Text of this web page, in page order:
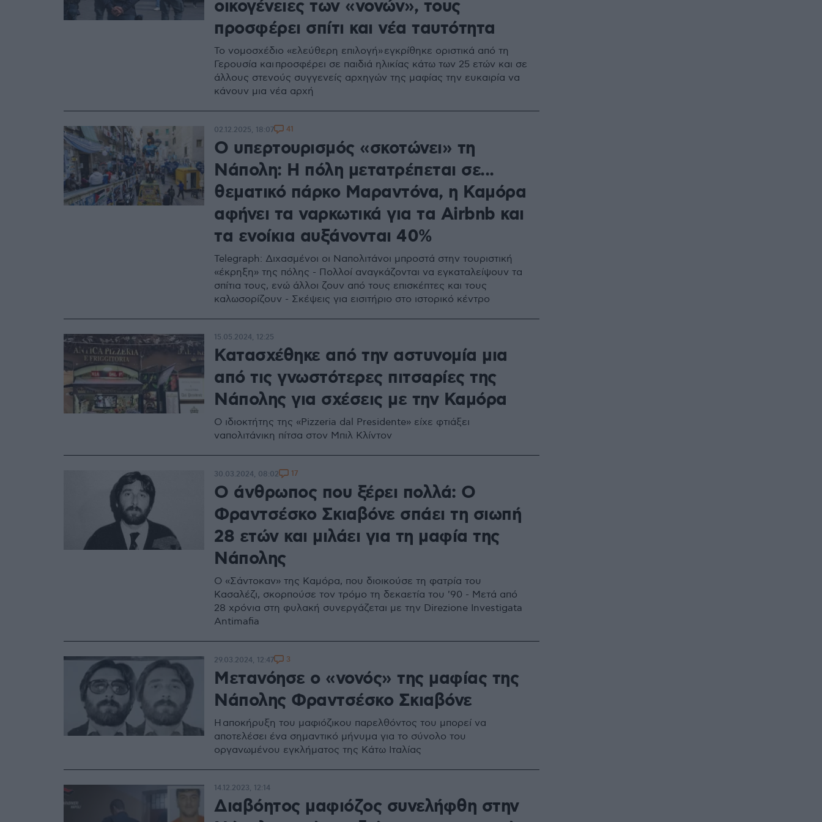
οικογένειες των «νονών», τους
προσφέρει σπίτι και νέα ταυτότητα
Το νομοσχέδιο «ελεύθερη επιλογή» εγκρίθηκε οριστικά από τη
Γερουσία και προσφέρει σε παιδιά ηλικίας κάτω των 25 ετών και σε
άλλους στενούς συγγενείς αρχηγών της μαφίας την ευκαιρία να
κάνουν μια νέα αρχή
Ο υπερτουρισμός «σκοτώνει» τη
Νάπολη: Η πόλη μετατρέπεται σε...
θεματικό πάρκο Μαραντόνα, η Καμόρα
αφήνει τα ναρκωτικά για τα Airbnb και
τα ενοίκια αυξάνονται 40%
Telegraph: Διχασμένοι οι Ναπολιτάνοι μπροστά στην τουριστική
«έκρηξη» της πόλης - Πολλοί αναγκάζονται να εγκαταλείψουν τα
σπίτια τους, ενώ άλλοι ζουν από τους επισκέπτες και τους
καλωσορίζουν - Σκέψεις για εισιτήριο στο ιστορικό κέντρο
02.12.2025, 18:07 41
Κατασχέθηκε από την αστυνομία μια
από τις γνωστότερες πιτσαρίες της
Νάπολης για σχέσεις με την Καμόρα
Ο ιδιοκτήτης της «Pizzeria dal Presidente» είχε φτιάξει
ναπολιτάνικη πίτσα στον Μπιλ Κλίντον
15.05.2024, 12:25
Ο άνθρωπος που ξέρει πολλά: Ο
Φραντσέσκο Σκιαβόνε σπάει τη σιωπή
28 ετών και μιλάει για τη μαφία της
Νάπολης
Ο «Σάντοκαν» της Καμόρα, που διοικούσε τη φατρία του
Κασαλέζι, σκορπούσε τον τρόμο τη δεκαετία του '90 - Μετά από
28 χρόνια στη φυλακή συνεργάζεται με την Direzione Investigata
Antimafia
30.03.2024, 08:02 17
Μετανόησε ο «νονός» της μαφίας της
Νάπολης Φραντσέσκο Σκιαβόνε
Η αποκήρυξη του μαφιόζικου παρελθόντος του μπορεί να
αποτελέσει ένα σημαντικό μήνυμα για το σύνολο του
οργανωμένου εγκλήματος της Κάτω Ιταλίας
29.03.2024, 12:47 3
Διαβόητος μαφιόζος συνελήφθη στην
14.12.2023, 12:14